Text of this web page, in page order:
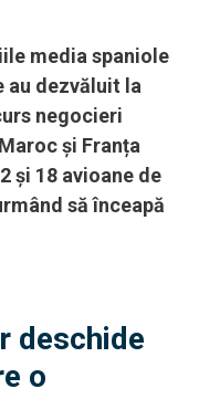
media spaniole
dezvăluit la
negocieri
și Franța
și 18 avioane de
să înceapă
deschide
o